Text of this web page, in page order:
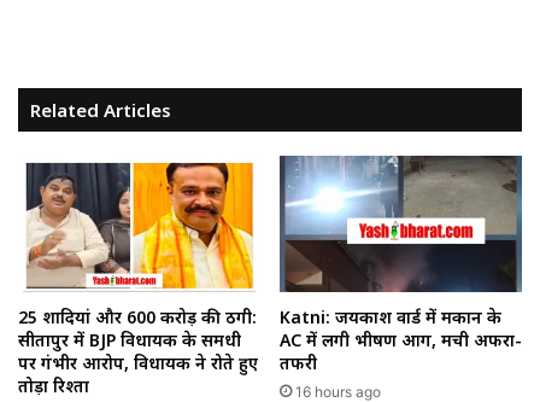
Related Articles
25 शादियां और ₹600 करोड़ की ठगी:
सीतापुर में BJP विधायक के समधी
पर गंभीर आरोप, विधायक ने रोते हुए
तोड़ा रिश्ता
Katni: जयप्रकाश वार्ड में मकान के
AC में लगी भीषण आग, मची अफरा-
तफरी
16 hours ago